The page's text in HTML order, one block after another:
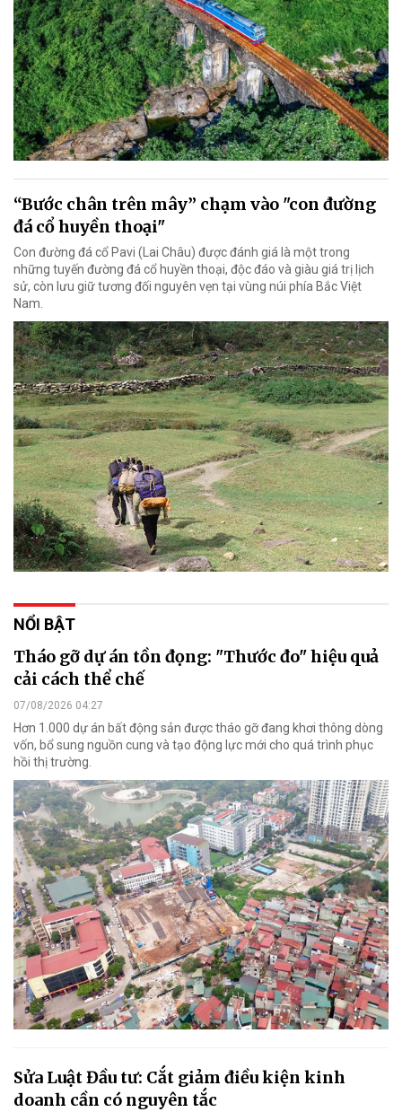
“Bước chân trên mây” chạm vào "con đường
đá cổ huyền thoại"
Con đường đá cổ Pavi (Lai Châu) được đánh giá là một trong
những tuyến đường đá cổ huyền thoại, độc đáo và giàu giá trị lịch
sử, còn lưu giữ tương đối nguyên vẹn tại vùng núi phía Bắc Việt
Nam.
NỔI BẬT
Tháo gỡ dự án tồn đọng: "Thước đo" hiệu quả
cải cách thể chế
07/08/2026 04:27
Hơn 1.000 dự án bất động sản được tháo gỡ đang khơi thông dòng
vốn, bổ sung nguồn cung và tạo động lực mới cho quá trình phục
hồi thị trường.
Sửa Luật Đầu tư: Cắt giảm điều kiện kinh
doanh cần có nguyên tắc